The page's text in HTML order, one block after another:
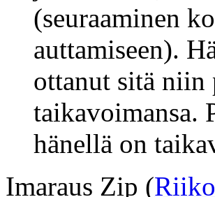
(seuraaminen
auttamiseen).
ottanut sitä niin
taikavoimansa.
hänellä on
Imaraus Zip (